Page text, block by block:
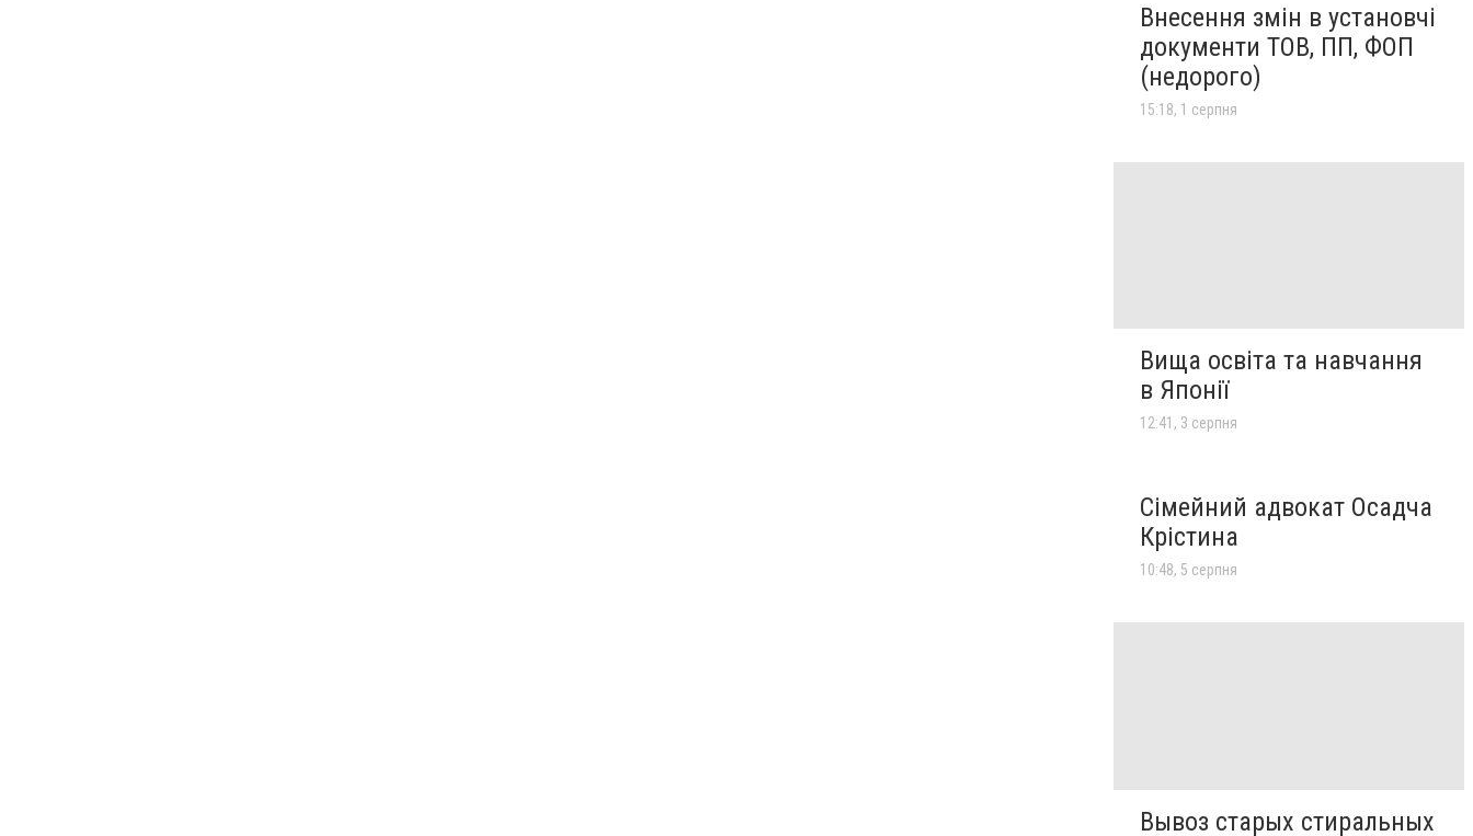
Внесення змін в установчі
документи ТОВ, ПП, ФОП
(недорого)
15:18, 1 серпня
Вища освіта та навчання
в Японії
12:41, 3 серпня
Сімейний адвокат Осадча
Крістина
10:48, 5 серпня
Вывоз старых стиральных